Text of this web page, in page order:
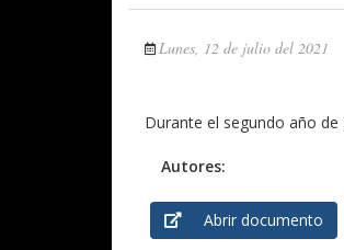
Lunes, 12 de julio del 2021
Durante el segundo año
Autores:
Abrir documento